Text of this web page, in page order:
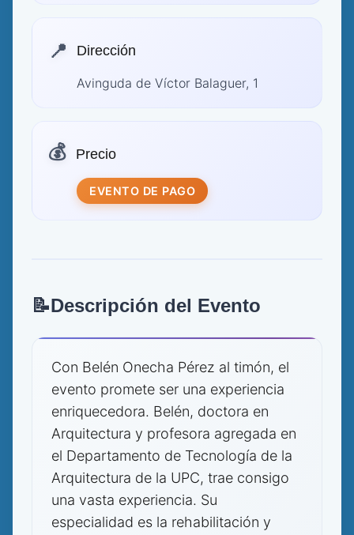
📍 Dirección
Avinguda de Víctor Balaguer, 1
💰 Precio
EVENTO DE PAGO
📝Descripción del Evento
Con Belén Onecha Pérez al timón, el
evento promete ser una experiencia
enriquecedora. Belén, doctora en
Arquitectura y profesora agregada en
el Departamento de Tecnología de la
Arquitectura de la UPC, trae consigo
una vasta experiencia. Su
especialidad es la rehabilitación y